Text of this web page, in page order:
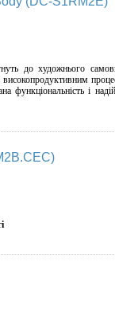
до художнього
функціональність і